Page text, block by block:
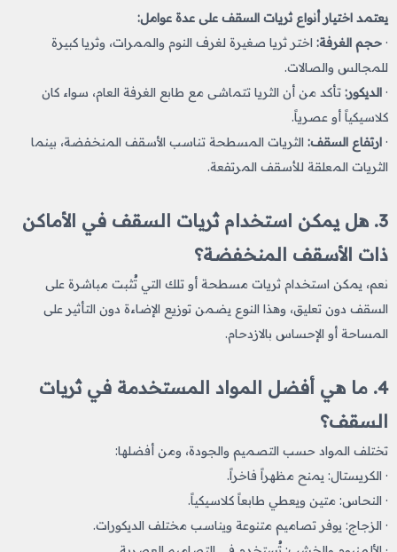
يعتمد اختيار أنواع ثريات السقف على عدة عوامل:
· حجم الغرفة: اختر ثريا صغيرة لغرف النوم والممرات، وثريا كبيرة
للمجالس والصالات.
· الديكور: تأكد من أن الثريا تتماشى مع طابع الغرفة العام، سواء كان
كلاسيكياً أو عصرياً.
· ارتفاع السقف: الثريات المسطحة تناسب الأسقف المنخفضة، بينما
الثريات المعلقة للأسقف المرتفعة.
3. هل يمكن استخدام ثريات السقف في الأماكن
ذات الأسقف المنخفضة؟
نعم، يمكن استخدام ثريات مسطحة أو تلك التي تُثبت مباشرة على
السقف دون تعليق، وهذا النوع يضمن توزيع الإضاءة دون التأثير على
المساحة أو الإحساس بالازدحام.
4. ما هي أفضل المواد المستخدمة في ثريات
السقف؟
تختلف المواد حسب التصميم والجودة، ومن أفضلها:
· الكريستال: يمنح مظهراً فاخراً.
· النحاس: متين ويعطي طابعاً كلاسيكياً.
· الزجاج: يوفر تصاميم متنوعة ويناسب مختلف الديكورات.